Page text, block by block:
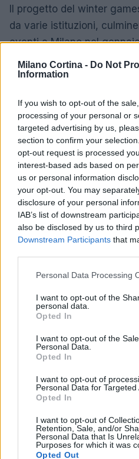
Milano Cortina - Do Not
Information
If you wish to opt-out of the
processing of your personal or
targeted advertising by us,
section to confirm your
opt-out request is processed
interest-based ads based on
us or personal information
your opt-out. You may
disclosure of your personal
IAB’s list of downstream
also be disclosed by us to third
Downstream Participants that
Please note that this website/
not limited to your visit or usage
grant or deny consent to
use your data for below
consent section.
Personal Data Processing
I want to opt-out of the
personal data.
Opted In
I want to opt-out of the
Personal Data.
Opted In
I want to opt-out of
Personal Data for Targeted
Opted In
I want to opt-out of
Retention, Sale, and/or
Personal Data that Is
Purposes for which it was
Opted Out
Il progetto del winter
da varie istituzioni,
eventi a Milano nel
essere un evento
appassionati di
e della cultura.
AUTORE